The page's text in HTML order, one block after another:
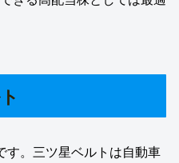
す。三ツ星ベルトは自動車